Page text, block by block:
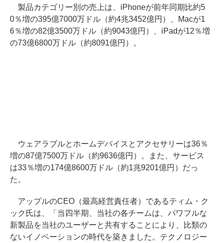
製品カテゴリー別の売上は、iPhoneが前年同期比約5
0％増の395億7000万ドル（約4兆3452億円）、Macが1
6％増の82億3500万ドル（約9043億円）、iPadが12％増
の73億6800万ドル（約8091億円）。
ウェアラブルとホームデバイスとアクセサリーは36％
増の87億7500万ドル（約9636億円）。また、サービス
は33％増の174億8600万ドル（約1兆9201億円）だっ
た。
アップルのCEO（最高経営責任者）であるティム・ク
ック氏は、「当四半期、当社の各チームは、パワフルな
新製品を当社のユーザーと共有することにより、比類の
ないイノベーションの時代を築きました。テクノロジー